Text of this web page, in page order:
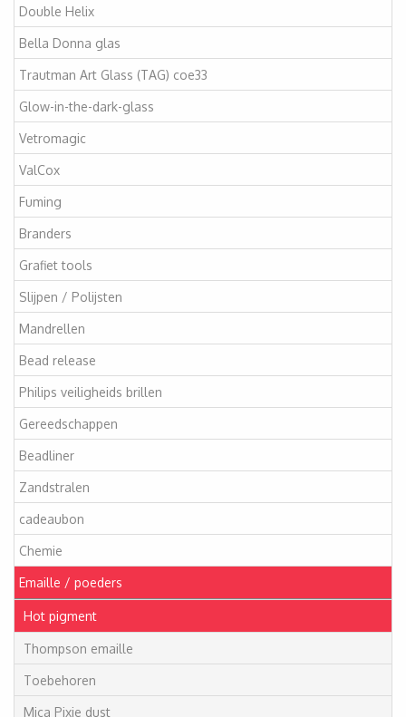
Double Helix
Bella Donna glas
Trautman Art Glass (TAG) coe33
Glow-in-the-dark-glass
Vetromagic
ValCox
Fuming
Branders
Grafiet tools
Slijpen / Polijsten
Mandrellen
Bead release
Philips veiligheids brillen
Gereedschappen
Beadliner
Zandstralen
cadeaubon
Chemie
Emaille / poeders
Hot pigment
Thompson emaille
Toebehoren
Mica Pixie dust